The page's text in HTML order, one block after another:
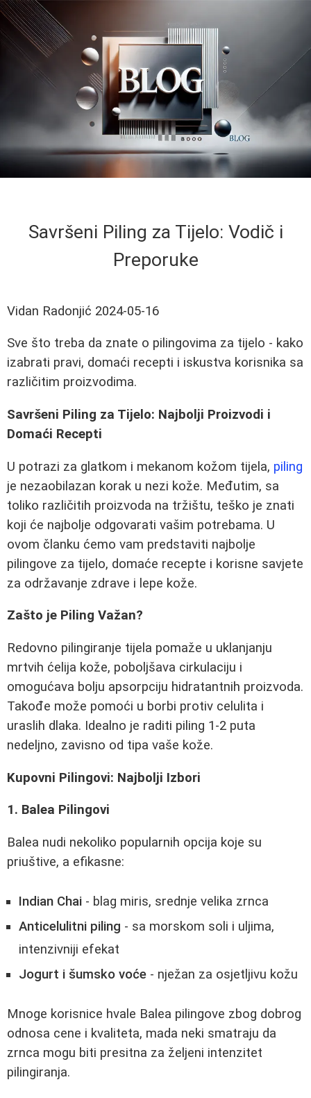
Savršeni Piling za Tijelo: Vodič i
Preporuke
Vidan Radonjić 2024-05-16
Sve što treba da znate o pilingovima za tijelo - kako
izabrati pravi, domaći recepti i iskustva korisnika sa
različitim proizvodima.
Savršeni Piling za Tijelo: Najbolji Proizvodi i
Domaći Recepti
U potrazi za glatkom i mekanom kožom tijela, piling
je nezaobilazan korak u nezi kože. Međutim, sa
toliko različitih proizvoda na tržištu, teško je znati
koji će najbolje odgovarati vašim potrebama. U
ovom članku ćemo vam predstaviti najbolje
pilingove za tijelo, domaće recepte i korisne savjete
za održavanje zdrave i lepe kože.
Zašto je Piling Važan?
Redovno pilingiranje tijela pomaže u uklanjanju
mrtvih ćelija kože, poboljšava cirkulaciju i
omogućava bolju apsorpciju hidratantnih proizvoda.
Takođe može pomoći u borbi protiv celulita i
uraslih dlaka. Idealno je raditi piling 1-2 puta
nedeljno, zavisno od tipa vaše kože.
Kupovni Pilingovi: Najbolji Izbori
1. Balea Pilingovi
Balea nudi nekoliko popularnih opcija koje su
priuštive, a efikasne:
Indian Chai - blag miris, srednje velika zrnca
Anticelulitni piling - sa morskom soli i uljima,
intenzivniji efekat
Jogurt i šumsko voće - nježan za osjetljivu kožu
Mnoge korisnice hvale Balea pilingove zbog dobrog
odnosa cene i kvaliteta, mada neki smatraju da
zrnca mogu biti presitna za željeni intenzitet
pilingiranja.